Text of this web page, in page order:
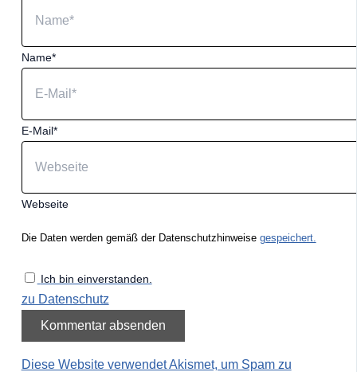
Name*
E-Mail*
Webseite
Die Daten werden gemäß der Datenschutzhinweise gespeichert.
Ich bin einverstanden.
zu Datenschutz
Diese Website verwendet Akismet, um Spam zu